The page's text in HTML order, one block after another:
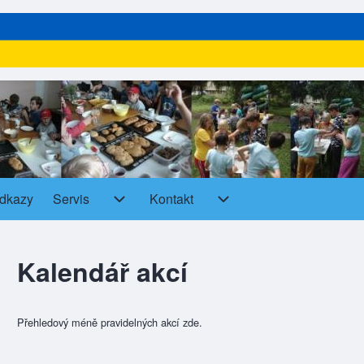
Servis Kontakt
Kalendář akcí
Přehledový méně pravidelných akcí zde.